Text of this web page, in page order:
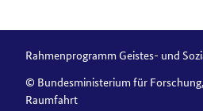
Rahmenprogramm Geistes- und
© Bundesministerium für
Raumfahrt